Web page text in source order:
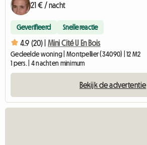
21 € / nacht
Geverifieerd Snelle reactie
4.9 (20) | Mini Cité U En Bois
Gedeelde woning | Montpellier (34090) | 12 M2
1 pers. | 4 nachten minimum
Bekijk de advertentie